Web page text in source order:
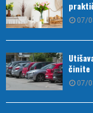
07/
činite
07/